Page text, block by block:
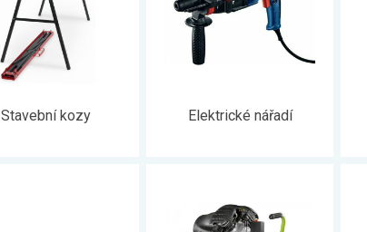
Stavební kozy Elektrické nářadí